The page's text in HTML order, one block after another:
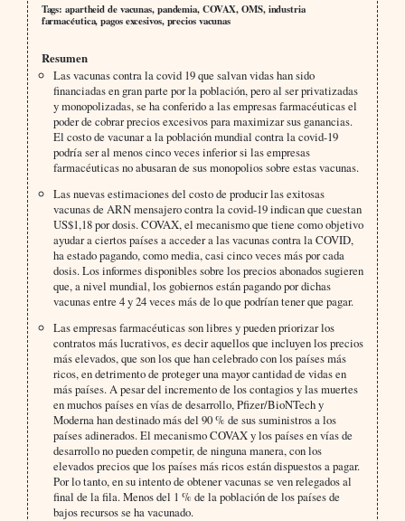
Tags: apartheid de vacunas, pandemia, COVAX, OMS, industria
farmacéutica, pagos excesivos, precios vacunas
Resumen
Las vacunas contra la covid 19 que salvan vidas han sido
financiadas en gran parte por la población, pero al ser privatizadas
y monopolizadas, se ha conferido a las empresas farmacéuticas el
poder de cobrar precios excesivos para maximizar sus ganancias.
El costo de vacunar a la población mundial contra la covid-19
podría ser al menos cinco veces inferior si las empresas
farmacéuticas no abusaran de sus monopolios sobre estas vacunas.
Las nuevas estimaciones del costo de producir las exitosas
vacunas de ARN mensajero contra la covid-19 indican que cuestan
US$1,18 por dosis. COVAX, el mecanismo que tiene como objetivo
ayudar a ciertos países a acceder a las vacunas contra la COVID,
ha estado pagando, como media, casi cinco veces más por cada
dosis. Los informes disponibles sobre los precios abonados sugieren
que, a nivel mundial, los gobiernos están pagando por dichas
vacunas entre 4 y 24 veces más de lo que podrían tener que pagar.
Las empresas farmacéuticas son libres y pueden priorizar los
contratos más lucrativos, es decir aquellos que incluyen los precios
más elevados, que son los que han celebrado con los países más
ricos, en detrimento de proteger una mayor cantidad de vidas en
más países. A pesar del incremento de los contagios y las muertes
en muchos países en vías de desarrollo, Pfizer/BioNTech y
Moderna han destinado más del 90 % de sus suministros a los
países adinerados. El mecanismo COVAX y los países en vías de
desarrollo no pueden competir, de ninguna manera, con los
elevados precios que los países más ricos están dispuestos a pagar.
Por lo tanto, en su intento de obtener vacunas se ven relegados al
final de la fila. Menos del 1 % de la población de los países de
bajos recursos se ha vacunado.